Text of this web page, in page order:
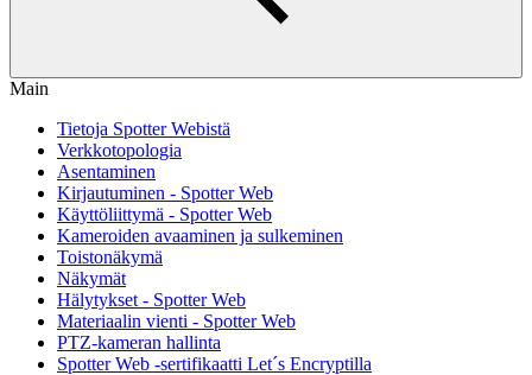
Main
Tietoja Spotter Webistä
Verkkotopologia
Asentaminen
Kirjautuminen - Spotter Web
Käyttöliittymä - Spotter Web
Kameroiden avaaminen ja sulkeminen
Toistonäkymä
Näkymät
Hälytykset - Spotter Web
Materiaalin vienti - Spotter Web
PTZ-kameran hallinta
Spotter Web -sertifikaatti Let´s Encryptilla